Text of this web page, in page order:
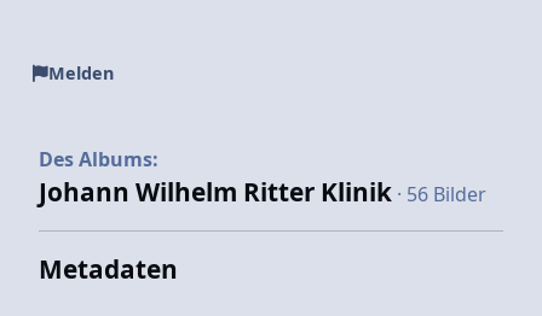
Melden
Des Albums:
Johann Wilhelm Ritter Klinik · 56 Bilder
Metadaten